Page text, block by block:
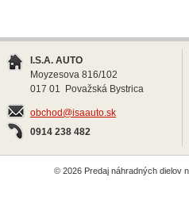
I.S.A. AUTO
Moyzesova 816/102
017 01 Považská Bystrica
obchod@isaauto.sk
0914 238 482
© 2026 Predaj náhradných dielov